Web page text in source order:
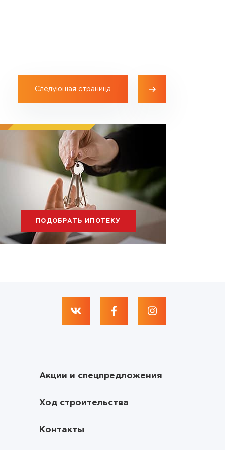
Следующая страница
ПОДОБРАТЬ ИПОТЕКУ
Акции и спецпредложения
Ход строительства
Контакты